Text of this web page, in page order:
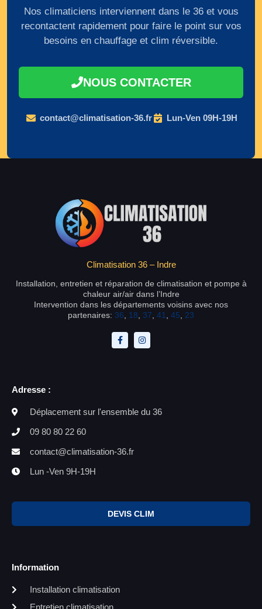
Nos climaticiens interviennent dans le 36 et vous
recontactent rapidement pour faire le point sur vos
besoins en chauffage et clim réversible.
NOUS CONTACTER
contact@climatisation-36.fr Lun-Ven 09H-19H
Climatisation 36 – Indre
Installation, entretien et réparation de climatisation et pompe à
chaleur air/air dans l’Indre
Intervention dans les départements voisins avec nos
partenaires: 36 18 37 41 45 23
Adresse :
Déplacement sur l'ensemble du 36
09 80 80 22 60
contact@climatisation-36.fr
Lun -Ven 9H-19H
DEVIS CLIM
Information
Installation climatisation
Entretien climatisation